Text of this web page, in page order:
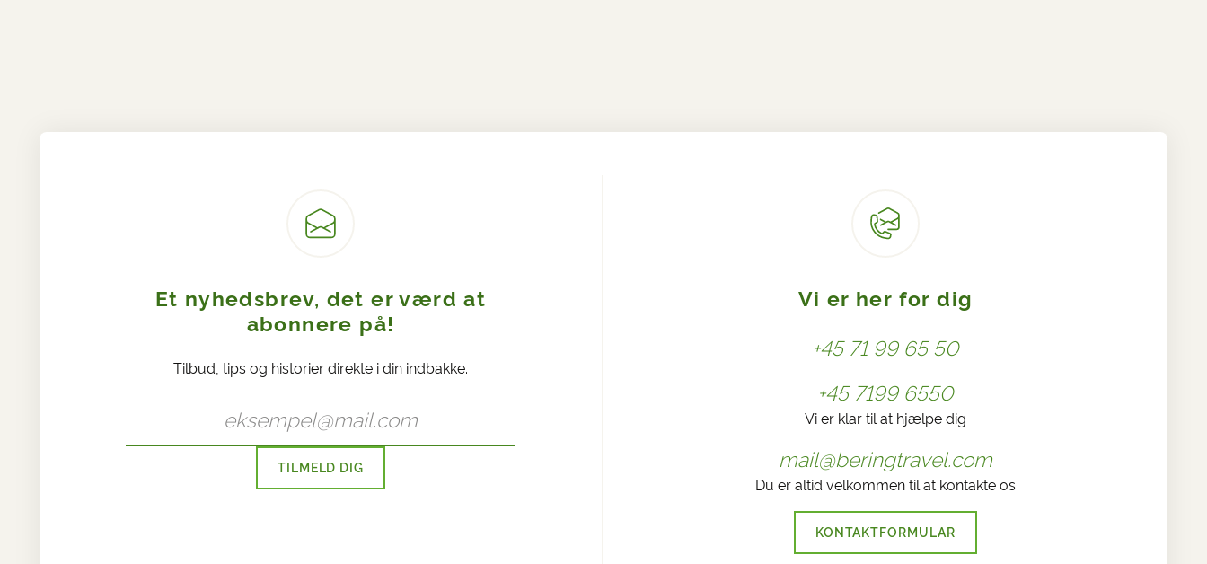
Et nyhedsbrev, det er værd at
abonnere på!
Tilbud, tips og historier direkte i din indbakke.
TILMELD DIG
Vi er her for dig
+45 71 99 65 50
+45 7199 6550
Vi er klar til at hjælpe dig
mail@beringtravel.com
Du er altid velkommen til at kontakte os
KONTAKTFORMULAR